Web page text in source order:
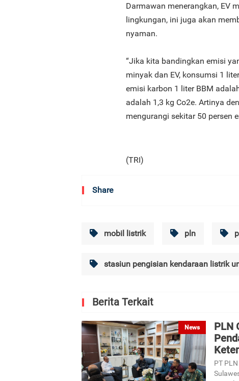
Darmawan menerangkan, EV
lingkungan, ini juga akan
nyaman.
“Jika kita bandingkan emisi
minyak dan EV, konsumsi 1
emisi karbon 1 liter BBM
adalah 1,3 kg Co2e. Artinya
mengurangi sekitar 50 persen
(TRI)
Share
mobil listrik pln
stasiun pengisian kendaraan listrik
Berita Terkait
News
PLN
PT